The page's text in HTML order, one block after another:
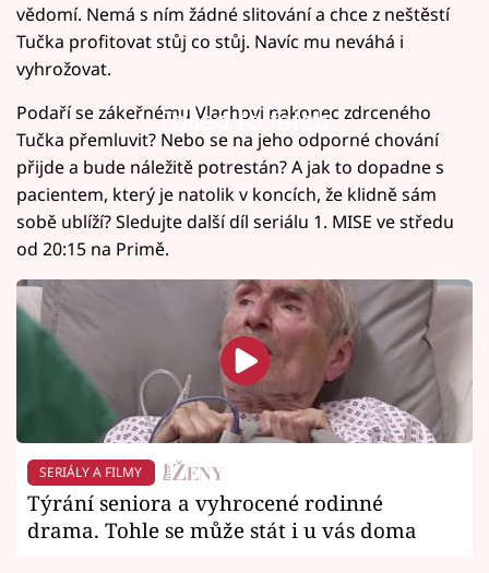
vědomí. Nemá s ním žádné slitování a chce z neštěstí
Tučka profitovat stůj co stůj. Navíc mu neváhá i
vyhrožovat.
Failed to fetch
Podaří se zákeřnému Vlachovi nakonec zdrceného
Tučka přemluvit? Nebo se na jeho odporné chování
přijde a bude náležitě potrestán? A jak to dopadne s
pacientem, který je natolik v koncích, že klidně sám
sobě ublíží? Sledujte další díl seriálu 1. MISE ve středu
od 20:15 na Primě.
SERIÁLY A FILMY
Týrání seniora a vyhrocené rodinné
drama. Tohle se může stát i u vás doma